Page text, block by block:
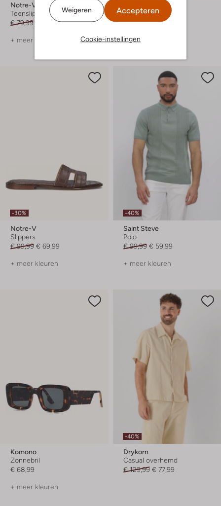
Weigeren Accepteren
Cookie-instellingen
Notre-V
Teenslippers
€ 79,99
€ 63,99
+ meer kleuren
T-shirt
€ 34,99 € 20,99
+ meer kleuren
-30%
Notre-V
Slippers
€ 99,99 € 69,99
+ meer kleuren
-40%
Saint Steve
Polo
€ 99,99 € 59,99
+ meer kleuren
Komono
Zonnebril
€ 68,99
+ meer kleuren
-40%
Drykorn
Casual overhemd
€ 129,99 € 77,99